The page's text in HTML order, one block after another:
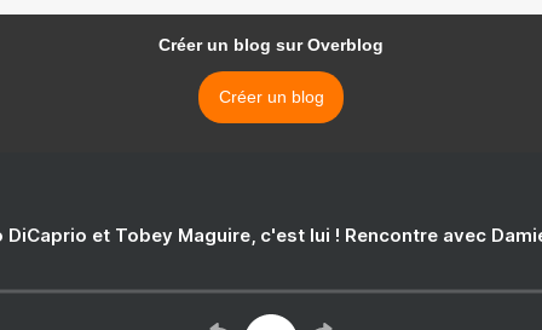
Créer un blog sur Overblog
Créer un blog
DiCaprio et Tobey Maguire, c'est lui ! Rencontre avec